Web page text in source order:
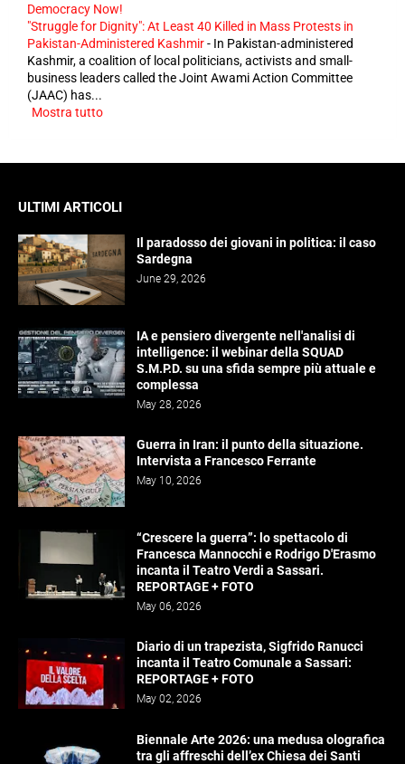
Democracy Now!
"Struggle for Dignity": At Least 40 Killed in Mass Protests in
Pakistan-Administered Kashmir- In Pakistan-administered
Kashmir, a coalition of local politicians, activists and small-
business leaders called the Joint Awami Action Committee
(JAAC) has...
Mostra tutto
ULTIMI ARTICOLI
Il paradosso dei giovani in politica: il caso
Sardegna
June 29, 2026
IA e pensiero divergente nell'analisi di
intelligence: il webinar della SQUAD
S.M.P.D. su una sfida sempre più attuale e
complessa
May 28, 2026
Guerra in Iran: il punto della situazione.
Intervista a Francesco Ferrante
May 10, 2026
“Crescere la guerra”: lo spettacolo di
Francesca Mannocchi e Rodrigo D'Erasmo
incanta il Teatro Verdi a Sassari.
REPORTAGE + FOTO
May 06, 2026
Diario di un trapezista, Sigfrido Ranucci
incanta il Teatro Comunale a Sassari:
REPORTAGE + FOTO
May 02, 2026
Biennale Arte 2026: una medusa olografica
tra gli affreschi dell’ex Chiesa dei Santi